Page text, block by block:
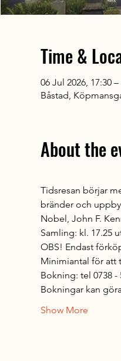
Time &
06 Jul 2026, 17:30 –
Båstad,
About the
Tidsresan börjar
bränder och
Nobel, John F.
Samling: kl. 17.25
OBS! Endast
Minimiantal för att
Bokning: tel 0738 -
Bokningar kan
Show More